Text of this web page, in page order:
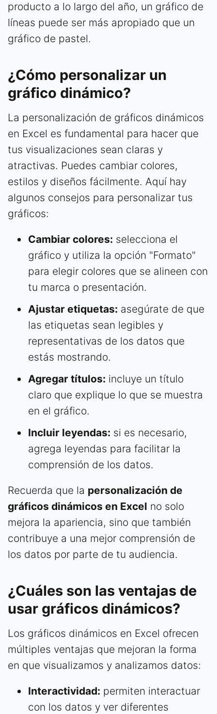
producto a lo largo del año, un gráfico de
líneas puede ser más apropiado que un
gráfico de pastel.
¿Cómo personalizar un
gráfico dinámico?
La personalización de gráficos dinámicos
en Excel es fundamental para hacer que
tus visualizaciones sean claras y
atractivas. Puedes cambiar colores,
estilos y diseños fácilmente. Aquí hay
algunos consejos para personalizar tus
gráficos:
Cambiar colores: selecciona el
gráfico y utiliza la opción "Formato"
para elegir colores que se alineen con
tu marca o presentación.
Ajustar etiquetas: asegúrate de que
las etiquetas sean legibles y
representativas de los datos que
estás mostrando.
Agregar títulos: incluye un título
claro que explique lo que se muestra
en el gráfico.
Incluir leyendas: si es necesario,
agrega leyendas para facilitar la
comprensión de los datos.
Recuerda que la personalización de
gráficos dinámicos en Excel no solo
mejora la apariencia, sino que también
contribuye a una mejor comprensión de
los datos por parte de tu audiencia.
¿Cuáles son las ventajas de
usar gráficos dinámicos?
Los gráficos dinámicos en Excel ofrecen
múltiples ventajas que mejoran la forma
en que visualizamos y analizamos datos:
Interactividad: permiten interactuar
con los datos y ver diferentes